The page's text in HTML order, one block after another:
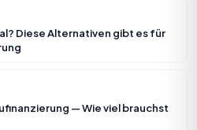
Diese Alternativen gibt es für
— Wie viel brauchst